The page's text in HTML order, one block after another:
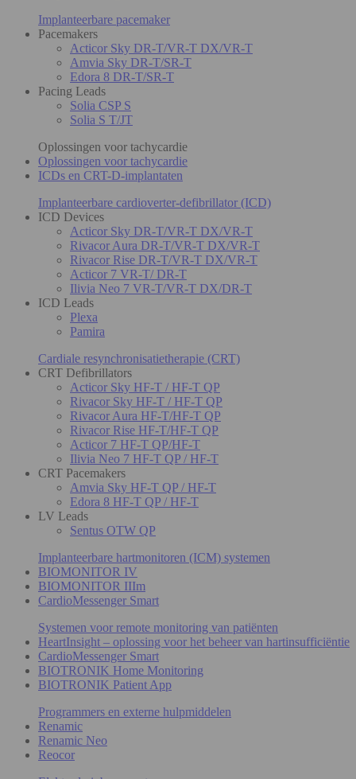
Implanteerbare pacemaker
Pacemakers
Acticor Sky DR-T/VR-T DX/VR-T
Amvia Sky DR-T/SR-T
Edora 8 DR-T/SR-T
Pacing Leads
Solia CSP S
Solia S T/JT
Oplossingen voor tachycardie
Oplossingen voor tachycardie
ICDs en CRT-D-implantaten
Implanteerbare cardioverter-defibrillator (ICD)
ICD Devices
Acticor Sky DR-T/VR-T DX/VR-T
Rivacor Aura DR-T/VR-T DX/VR-T
Rivacor Rise DR-T/VR-T DX/VR-T
Acticor 7 VR-T/ DR-T
Ilivia Neo 7 VR-T/VR-T DX/DR-T
ICD Leads
Plexa
Pamira
Cardiale resynchronisatietherapie (CRT)
CRT Defibrillators
Acticor Sky HF-T / HF-T QP
Rivacor Sky HF-T / HF-T QP
Rivacor Aura HF-T/HF-T QP
Rivacor Rise HF-T/HF-T QP
Acticor 7 HF-T QP/HF-T
Ilivia Neo 7 HF-T QP / HF-T
CRT Pacemakers
Amvia Sky HF-T QP / HF-T
Edora 8 HF-T QP / HF-T
LV Leads
Sentus OTW QP
Implanteerbare hartmonitoren (ICM) systemen
BIOMONITOR IV
BIOMONITOR IIIm
CardioMessenger Smart
Systemen voor remote monitoring van patiënten
HeartInsight – oplossing voor het beheer van hartinsufficiëntie
CardioMessenger Smart
BIOTRONIK Home Monitoring
BIOTRONIK Patient App
Programmers en externe hulpmiddelen
Renamic
Renamic Neo
Reocor